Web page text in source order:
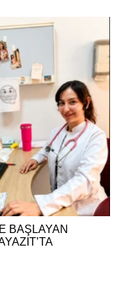
BAŞLAYAN